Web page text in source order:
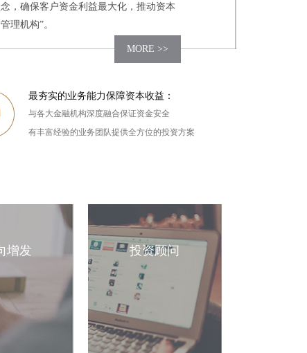
，确保客户资金利益最大化，推动资本
理机构”。
MORE >>
最夯实的业务能力保障资本收益：
与各大金融机构深度融合保证资金安全
有丰富经验的业务团队提供全方位的投资方案
增发 投资顾问